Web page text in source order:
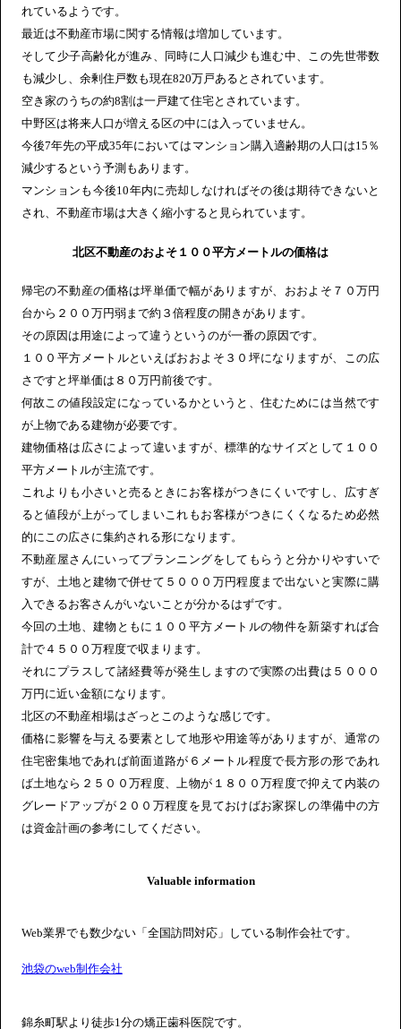
れているようです。
最近は不動産市場に関する情報は増加しています。
そして少子高齢化が進み、同時に人口減少も進む中、この先世帯数
も減少し、余剰住戸数も現在820万戸あるとされています。
空き家のうちの約8割は一戸建て住宅とされています。
中野区は将来人口が増える区の中には入っていません。
今後7年先の平成35年においてはマンション購入適齢期の人口は15％
減少するという予測もあります。
マンションも今後10年内に売却しなければその後は期待できないと
され、不動産市場は大きく縮小すると見られています。
北区不動産のおよそ１００平方メートルの価格は
帰宅の不動産の価格は坪単価で幅がありますが、おおよそ７０万円
台から２００万円弱まで約３倍程度の開きがあります。
その原因は用途によって違うというのが一番の原因です。
１００平方メートルといえばおおよそ３０坪になりますが、この広
さですと坪単価は８０万円前後です。
何故この値段設定になっているかというと、住むためには当然です
が上物である建物が必要です。
建物価格は広さによって違いますが、標準的なサイズとして１００
平方メートルが主流です。
これよりも小さいと売るときにお客様がつきにくいですし、広すぎ
ると値段が上がってしまいこれもお客様がつきにくくなるため必然
的にこの広さに集約される形になります。
不動産屋さんにいってプランニングをしてもらうと分かりやすいで
すが、土地と建物で併せて５０００万円程度まで出ないと実際に購
入できるお客さんがいないことが分かるはずです。
今回の土地、建物ともに１００平方メートルの物件を新築すれば合
計で４５００万程度で収まります。
それにプラスして諸経費等が発生しますので実際の出費は５０００
万円に近い金額になります。
北区の不動産相場はざっとこのような感じです。
価格に影響を与える要素として地形や用途等がありますが、通常の
住宅密集地であれば前面道路が６メートル程度で長方形の形であれ
ば土地なら２５００万程度、上物が１８００万程度で抑えて内装の
グレードアップが２００万程度を見ておけばお家探しの準備中の方
は資金計画の参考にしてください。
Valuable information
Web業界でも数少ない「全国訪問対応」している制作会社です。
池袋のweb制作会社
錦糸町駅より徒歩1分の矯正歯科医院です。